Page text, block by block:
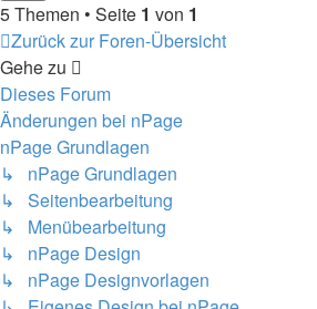
5 Themen • Seite 1 von 1
Zurück zur Foren-Übersicht
Gehe zu
Dieses Forum
Änderungen bei nPage
nPage Grundlagen
↳ nPage Grundlagen
↳ Seitenbearbeitung
↳ Menübearbeitung
↳ nPage Design
↳ nPage Designvorlagen